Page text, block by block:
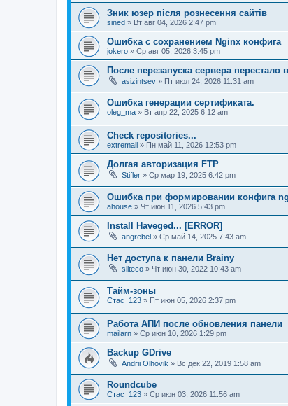
Зник юзер після рознесення сайтів
sined » Вт авг 04, 2026 2:47 pm
Ошибка с сохранением Nginx конфига
jokero » Ср авг 05, 2026 3:45 pm
После перезапуска сервера перестало
asizintsev » Пт июл 24, 2026 11:31 am
Ошибка генерации сертификата.
oleg_ma » Вт апр 22, 2025 6:12 am
Check repositories...
extremall » Пн май 11, 2026 12:53 pm
Долгая авторизация FTP
Stifler » Ср мар 19, 2025 6:42 pm
Ошибка при формировании конфига
ahouse » Чт июн 11, 2026 5:43 pm
Install Haveged... [ERROR]
angrebel » Ср май 14, 2025 7:43 am
Нет доступа к панели Brainy
silteco » Чт июн 30, 2022 10:43 am
Тайм-зоны
Стас_123 » Пт июн 05, 2026 2:37 pm
Работа АПИ после обновления панели
mailarn » Ср июн 10, 2026 1:29 pm
Backup GDrive
Andrii Olhovik » Вс дек 22, 2019 1:58 am
Roundcube
Стас_123 » Ср июн 03, 2026 11:56 am